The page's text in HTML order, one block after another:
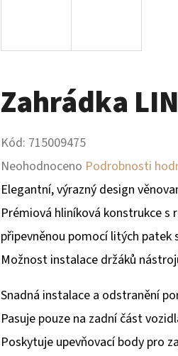
Zahrádka
Kód: 715009475
Průměrné
hodnocení
produktu
je
0,0
hvězdiček.
Neohodnoceno Podrobnosti
Elegantní, výrazný design
Prémiová hliníková konstrukce
připevněnou pomocí litých patek
Možnost instalace držáků
Snadná instalace a odstranění
Pasuje pouze na zadní část
Poskytuje upevňovací body pro